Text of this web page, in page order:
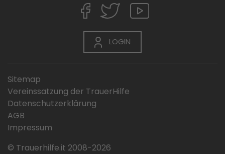
LOGIN
Sitemap
Vereinssatzung der TrauerHilfe
Datenschutzerklärung
AGB
Impressum
© Trauerhilfe.it 2008-2026